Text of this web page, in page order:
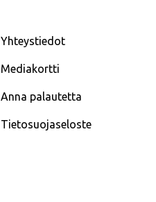
Yhteystiedot
Mediakortti
Anna palautetta
Tietosuojaseloste